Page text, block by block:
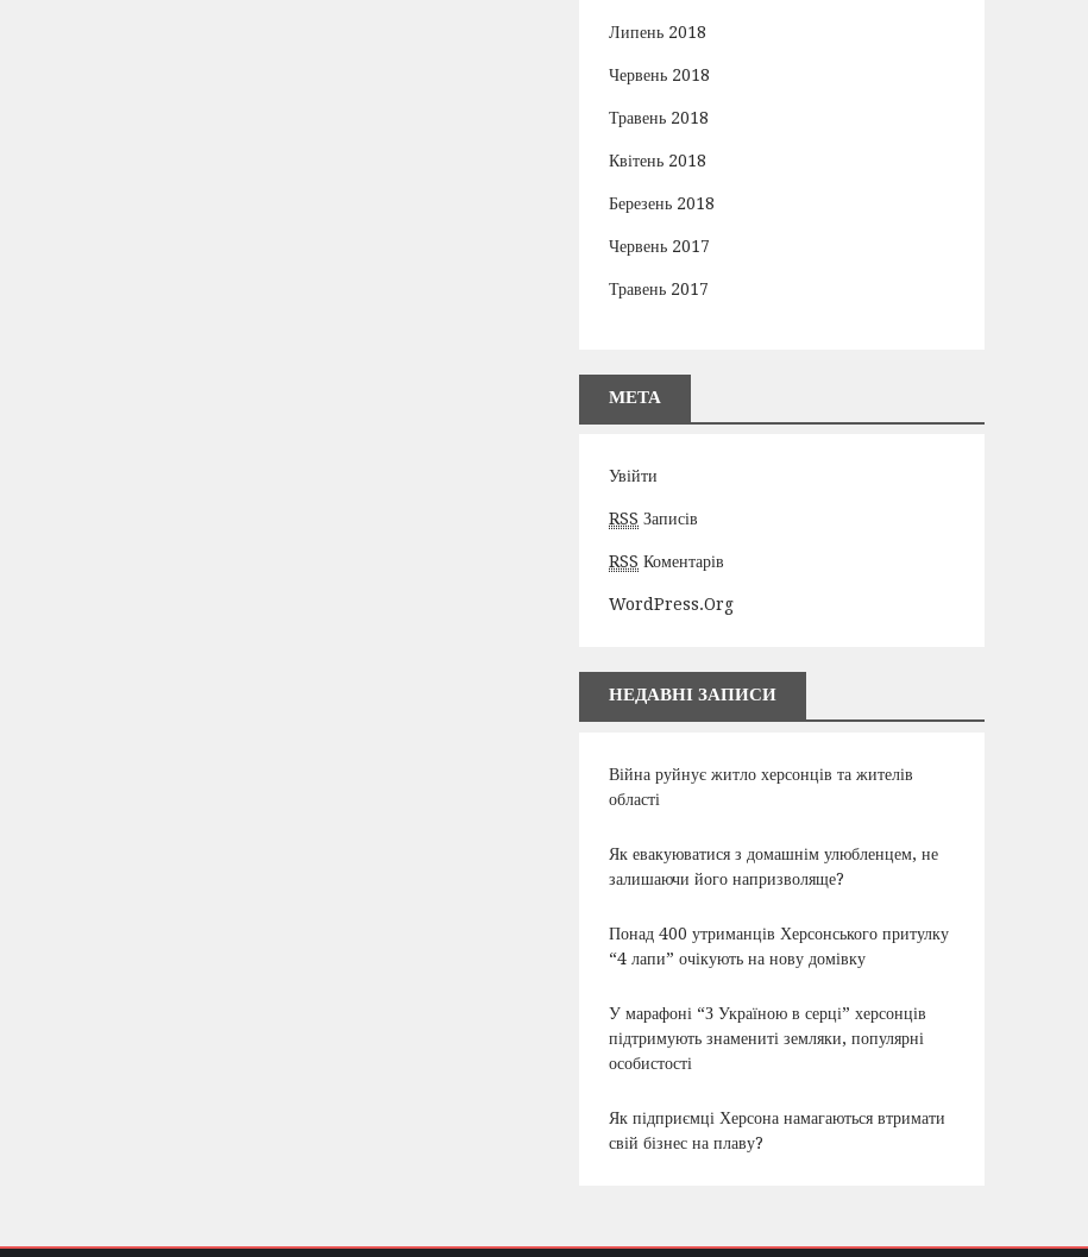
Липень 2018
Червень 2018
Травень 2018
Квітень 2018
Березень 2018
Червень 2017
Травень 2017
МЕТА
Увійти
RSS Записів
RSS Коментарів
WordPress.org
НЕДАВНІ ЗАПИСИ
Війна руйнує житло херсонців та жителів
області
Як евакуюватися з домашнім улюбленцем, не
залишаючи його напризволяще?
Понад 400 утриманців Херсонського притулку
“4 лапи” очікують на нову домівку
У марафоні “З Україною в серці” херсонців
підтримують знамениті земляки, популярні
особистості
Як підприємці Херсона намагаються втримати
свій бізнес на плаву?